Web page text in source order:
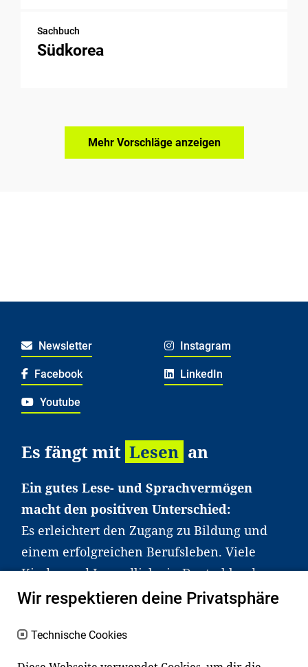
Sachbuch
Südkorea
Mehr Vorschläge anzeigen
Newsletter Instagram
Facebook LinkedIn
Youtube
Es fängt mit Lesen an
Ein gutes Lese- und Sprachvermögen
macht den positiven Unterschied:
Es erleichtert den Zugang zu Bildung und
einem erfolgreichen Berufsleben. Viele
Kinder und Jugendliche in Deutschland
haben aber große Schwierigkeiten dabei.
an Familien sowie an Erzieher*innen,
Lehrer*innen und andere
Wir respektieren deine Privatsphäre
Technische Cookies